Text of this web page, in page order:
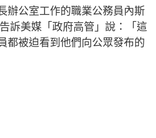
辦公室工作的職業公務員內斯
訴美媒「政府高管」說：「這
都被迫看到他們向公眾發布的